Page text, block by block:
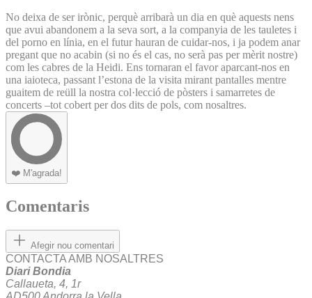
No deixa de ser irònic, perquè arribarà un dia en què aquests nens
que avui abandonem a la seva sort, a la companyia de les tauletes i
del porno en línia, en el futur hauran de cuidar-nos, i ja podem anar
pregant que no acabin (si no és el cas, no serà pas per mèrit nostre)
com les cabres de la Heidi. Ens tornaran el favor aparcant-nos en
una iaioteca, passant l’estona de la visita mirant pantalles mentre
guaitem de reüll la nostra col·lecció de pòsters i samarretes de
concerts –tot cobert per dos dits de pols, com nosaltres.
❤️ M'agrada!
Comentaris
Afegir nou comentari
CONTACTA AMB NOSALTRES
Diari Bondia
Callaueta, 4, 1r